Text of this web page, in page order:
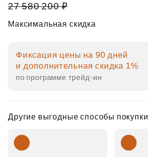
27 580 200 ₽
Максимальная скидка
Фиксация цены на 90 дней
и дополнительная скидка 1%
по программе трейд‑ин
Другие выгодные способы покупки